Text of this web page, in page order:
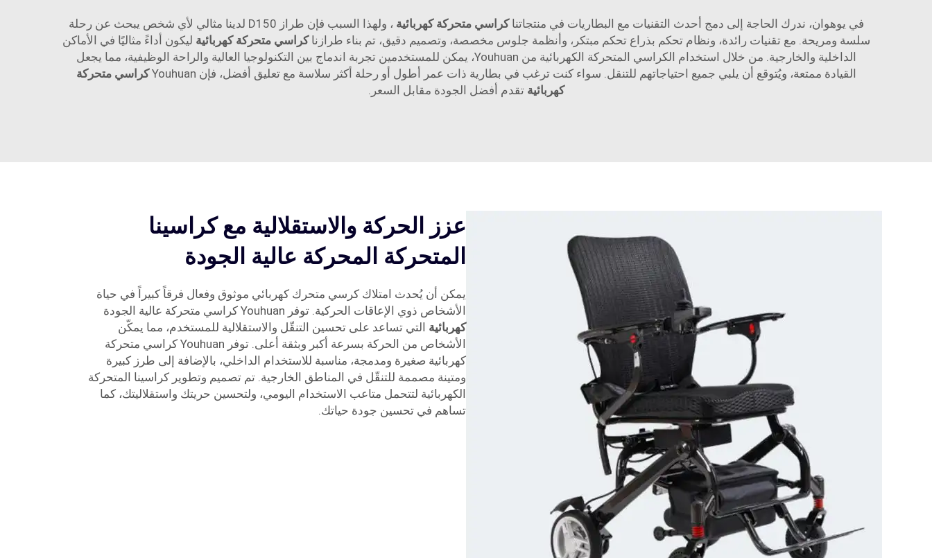
في يوهوان، ندرك الحاجة إلى دمج أحدث التقنيات مع البطاريات في منتجاتناكراسي متحركة كهربائية
، ولهذا السبب فإن طراز D150 لدينا مثالي لأي شخص يبحث عن رحلة
سلسة ومريحة. مع تقنيات رائدة، ونظام تحكم بذراع تحكم مبتكر، وأنظمة جلوس مخصصة، وتصميم دقيق، تم بناء طرازناكراسي متحركة كهربائية ليكون أداءً مثاليًا في الأماكن
الداخلية والخارجية. من خلال استخدام الكراسي المتحركة الكهربائية من Youhuan، يمكن للمستخدمين تجربة اندماج بين التكنولوجيا العالية والراحة الوظيفية، مما يجعل
القيادة ممتعة، ويُتوقع أن يلبي جميع احتياجاتهم للتنقل. سواء كنت ترغب في بطارية ذات عمر أطول أو رحلة أكثر سلاسة مع تعليق أفضل، فإن Youhuan
كراسي متحركة
كهربائية تقدم أفضل الجودة مقابل السعر.
عزز الحركة والاستقلالية مع كراسينا
المتحركة المحركة عالية الجودة
يمكن أن يُحدث امتلاك كرسي متحرك كهربائي موثوق وفعال فرقاً كبيراً في حياة
الأشخاص ذوي الإعاقات الحركية. توفر Youhuan كراسي متحركة عالية الجودة
كهربائية التي تساعد على تحسين التنقّل والاستقلالية للمستخدم، مما يمكّن
الأشخاص من الحركة بسرعة أكبر وبثقة أعلى. توفر Youhuan كراسي متحركة
كهربائية صغيرة ومدمجة، مناسبة للاستخدام الداخلي، بالإضافة إلى طرز كبيرة
ومتينة مصممة للتنقّل في المناطق الخارجية. تم تصميم وتطوير كراسينا المتحركة
الكهربائية لتتحمل متاعب الاستخدام اليومي، ولتحسين حريتك واستقلاليتك، كما
تساهم في تحسين جودة حياتك.